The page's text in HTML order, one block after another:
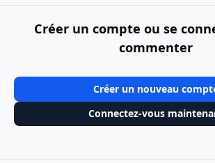
Créer un compte ou se
commenter
Créer un nouveau
Connectez-vous